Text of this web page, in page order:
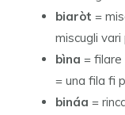
biaròt =
miscugli
bìna =
= una fila fi
bináa =